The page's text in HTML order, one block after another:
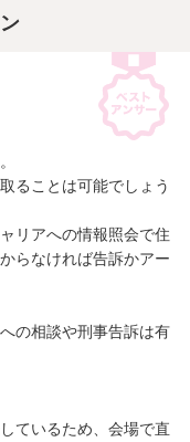
ることは可能でしょう
リアへの情報照会で住
らなければ告訴かアー
の相談や刑事告訴は有
ているため、会場で直